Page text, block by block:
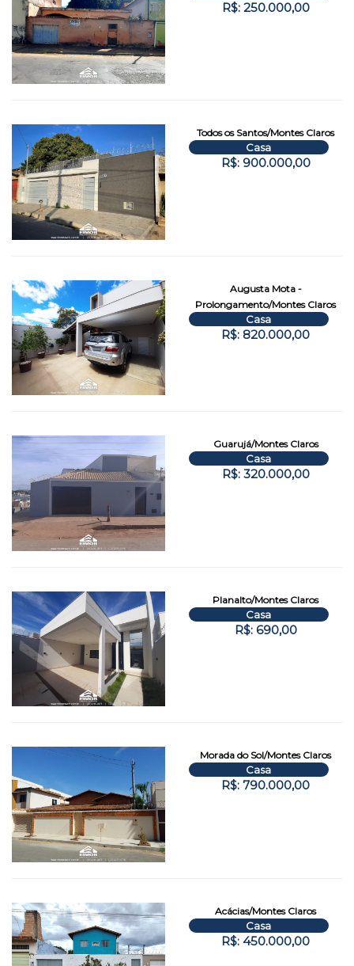
R$: 250.000,00
Todos os Santos/Montes Claros
Casa
R$: 900.000,00
Augusta Mota -
Prolongamento/Montes Claros
Casa
R$: 820.000,00
Guarujá/Montes Claros
Casa
R$: 320.000,00
Planalto/Montes Claros
Casa
R$: 690,00
Morada do Sol/Montes Claros
Casa
R$: 790.000,00
Acácias/Montes Claros
Casa
R$: 450.000,00